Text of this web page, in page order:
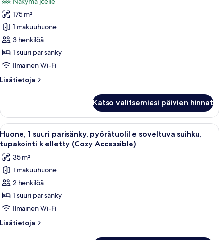
Kattohuoneisto,
1
makuuhuone,
parveke,
jokinäköala
(Penthouse
I)
175 m²
1 makuuhuone
3 henkilöä
1 suuri parisänky
Ilmainen Wi-Fi
Lisätietoja
Lisätietoja
makuuhuone,
parveke,
jokinäköala
(Penthouse
Suite
I)
Katso valitsemiesi päivien hinnat
Avaa
kaikki
huonetyypin
Huone,
suuri
parisänky,
pyörätuolille
soveltuva
suihku,
Moderni hotellihuone, jossa on
3
Huone, 1 suuri parisänky, pyörätuolille soveltuva suihku,
tupakointi kielletty (Cozy Accessible)
35 m²
1 makuuhuone
2 henkilöä
1 suuri parisänky
Ilmainen Wi-Fi
Lisätietoja
Lisätietoja